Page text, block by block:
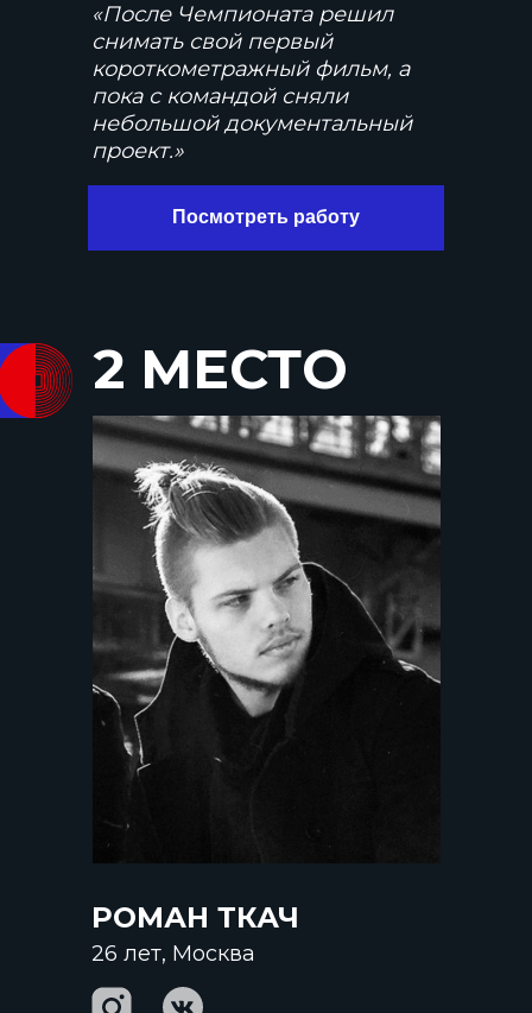
«После Чемпионата решил
снимать свой первый
короткометражный фильм, а
пока с командой сняли
небольшой документальный
проект.»
Посмотреть работу
2 МЕСТО
26 лет, Москва
РОМАН ТКАЧ